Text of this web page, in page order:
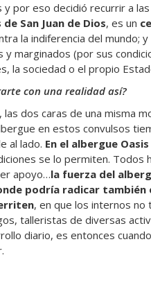
por eso decidió recurrir a
de San Juan de Dios, es un
la indiferencia del mundo;
marginados (por sus
la sociedad o el propio
con una realidad así?
dos caras de una misma
en estos convulsos
al lado. En el albergue
se lo permiten. Todos
apoyo…la fuerza del
podría radicar también
, en que los internos no
talleristas de diversas
diario, es entonces